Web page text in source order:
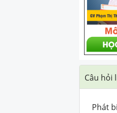
Câu hỏi
Phát